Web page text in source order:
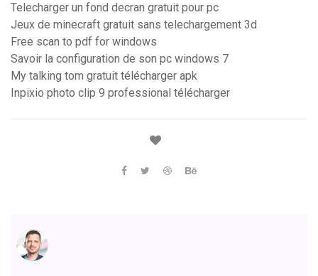
Telecharger un fond decran gratuit pour pc
Jeux de minecraft gratuit sans telechargement 3d
Free scan to pdf for windows
Savoir la configuration de son pc windows 7
My talking tom gratuit télécharger apk
Inpixio photo clip 9 professional télécharger